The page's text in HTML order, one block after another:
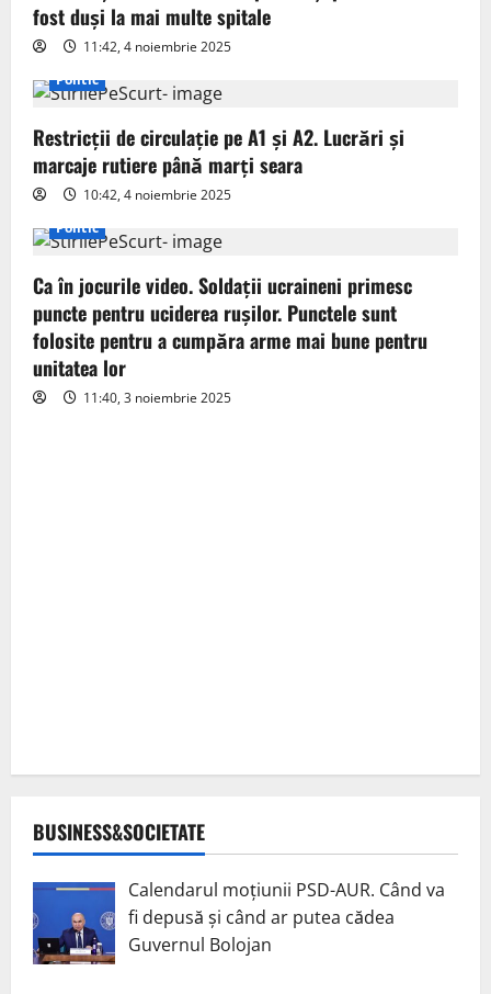
t
i
o
n
fost duși la mai multe spitale
11:42, 4 noiembrie 2025
Politic
Restricții de circulație pe A1 și A2. Lucrări și
marcaje rutiere până marți seara
10:42, 4 noiembrie 2025
Politic
Ca în jocurile video. Soldații ucraineni primesc
puncte pentru uciderea rușilor. Punctele sunt
folosite pentru a cumpăra arme mai bune pentru
unitatea lor
11:40, 3 noiembrie 2025
BUSINESS&SOCIETATE
Calendarul moțiunii PSD-AUR. Când va
fi depusă și când ar putea cădea
Guvernul Bolojan